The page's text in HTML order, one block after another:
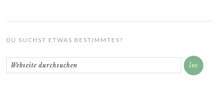
DU SUCHST ETWAS BESTIMMTES?